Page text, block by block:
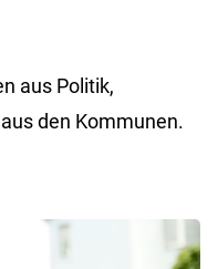
aus Politik,
den Kommunen.